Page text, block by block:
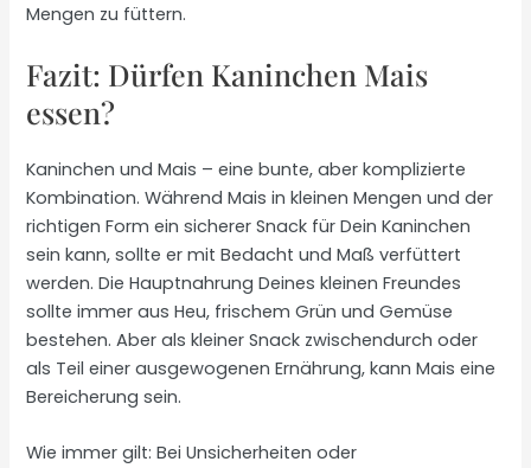
Mengen zu füttern.
Fazit: Dürfen Kaninchen Mais
essen?
Kaninchen und Mais – eine bunte, aber komplizierte
Kombination. Während Mais in kleinen Mengen und der
richtigen Form ein sicherer Snack für Dein Kaninchen
sein kann, sollte er mit Bedacht und Maß verfüttert
werden. Die Hauptnahrung Deines kleinen Freundes
sollte immer aus Heu, frischem Grün und Gemüse
bestehen. Aber als kleiner Snack zwischendurch oder
als Teil einer ausgewogenen Ernährung, kann Mais eine
Bereicherung sein.
Wie immer gilt: Bei Unsicherheiten oder